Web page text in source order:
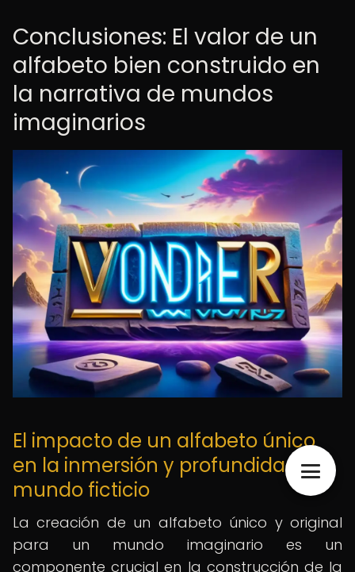
Conclusiones: El valor de un
alfabeto bien construido en
la narrativa de mundos
imaginarios
El impacto de un alfabeto único
en la inmersión y profundidad del
mundo ficticio
La creación de un alfabeto único y original
para un mundo imaginario es un
componente crucial en la construcción de la